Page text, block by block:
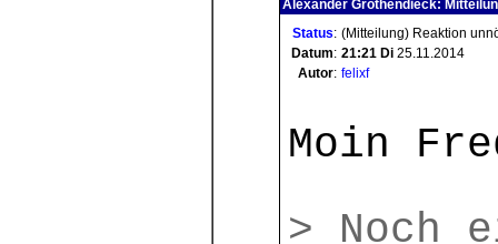
Alexander Grothendieck:
Status: (Mitteilung) Reaktion
Datum: 21:21 Di 25.11.2014
Autor: felixf
Moin
> Noch